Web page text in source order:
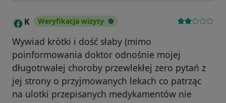
K Weryfikacja wizyty
Wywiad krótki i dość słaby (mimo
poinformowania doktor odnośnie mojej
długotrwałej choroby przewlekłej zero pytań z
jej strony o przyjmowanych lekach co patrząc
na ulotki przepisanych medykamentów nie